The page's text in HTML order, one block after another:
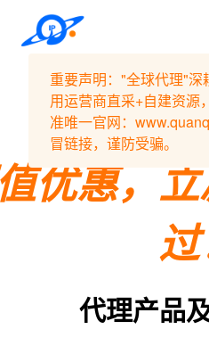
优惠，
过
代理产品
重要声明："全球代理"
用运营商直采+自建资源
准唯一官网：
冒链接，谨防受骗。